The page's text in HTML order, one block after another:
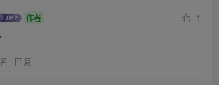
Mac上Parallels Desktop如何安装windows
作者
1
回复